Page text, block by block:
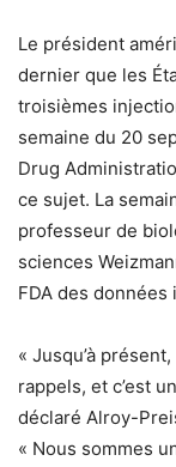
Le président
dernier que les
troisièmes
semaine du 20
Drug
ce sujet. La
professeur de
sciences
FDA des
« Jusqu’à
rappels, et c’est
déclaré Alroy-
« Nous sommes